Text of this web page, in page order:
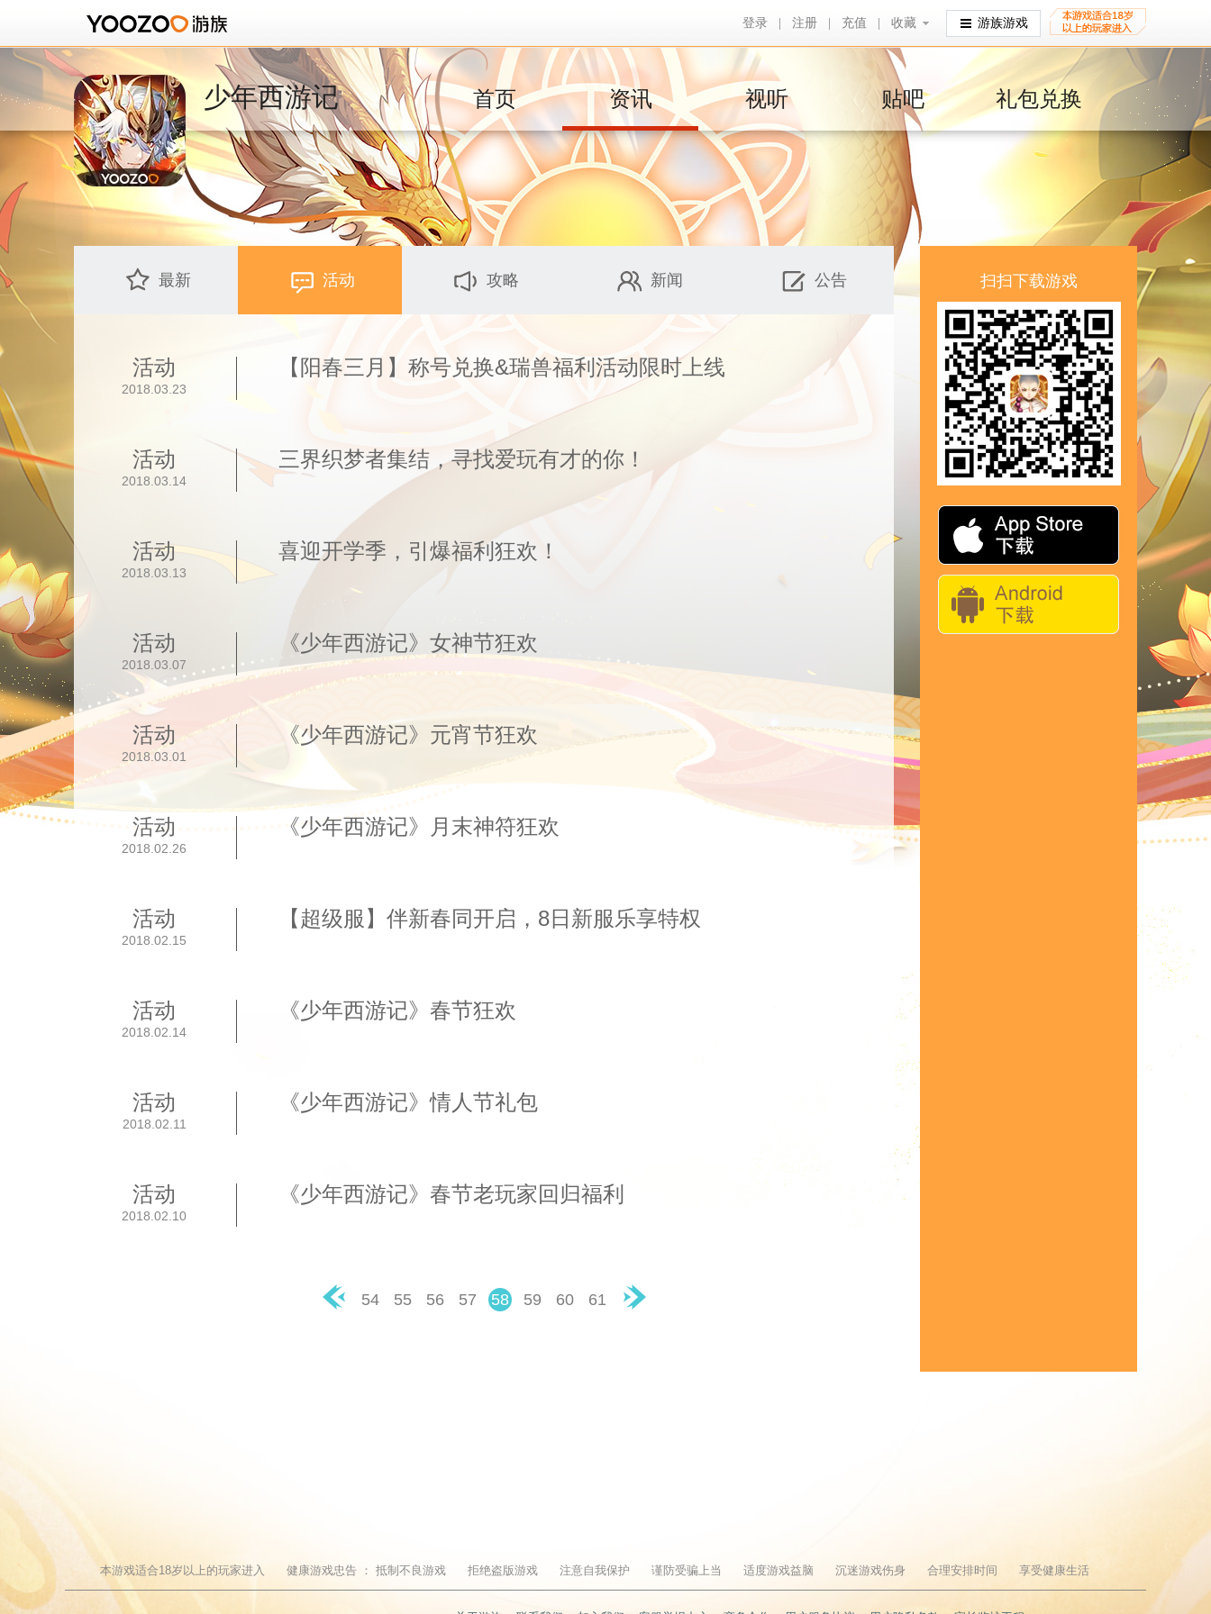
登录 注册 充值 收藏
收藏 游族游戏
少年西游记 首页 资讯 视听 贴吧 礼包兑换
最新 活动 攻略 新闻 公告
活动
2018.03.23
【阳春三月】称号兑换&瑞兽福利活动限时上线
活动
2018.03.14
三界织梦者集结，寻找爱玩有才的你！
活动
2018.03.13
喜迎开学季，引爆福利狂欢！
活动
2018.03.07
《少年西游记》女神节狂欢
活动
2018.03.01
《少年西游记》元宵节狂欢
活动
2018.02.26
《少年西游记》月末神符狂欢
活动
2018.02.15
【超级服】伴新春同开启，8日新服乐享特权
活动
2018.02.14
《少年西游记》春节狂欢
活动
2018.02.11
《少年西游记》情人节礼包
活动
2018.02.10
《少年西游记》春节老玩家回归福利
54 55 56 57 58 59 60
61
扫扫下载游戏
本游戏适合18岁以上的玩家进入 健康游戏忠告 ： 抵制不良游戏 拒绝盗版游戏 注意自我保护 谨防受骗上当 适度游戏益脑 沉迷游戏伤身 合理安排时间 享受健康生活